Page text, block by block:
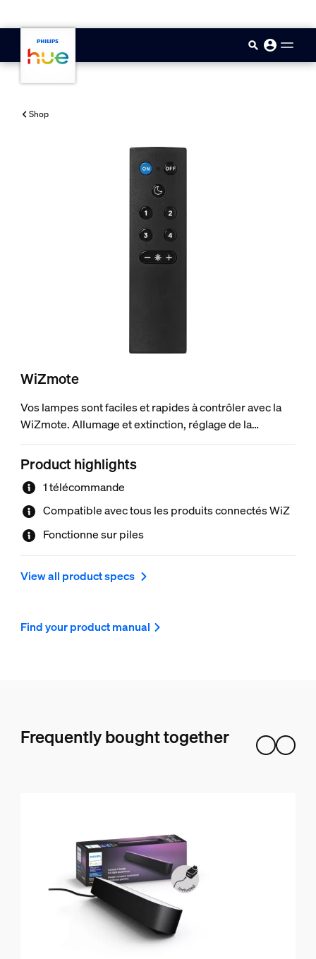
Shop
WiZmote
Vos lampes sont faciles et rapides à contrôler avec la
WiZmote. Allumage et extinction, réglage de la
luminosité, choix du mode veilleuse ou d'un de vos
4 scénarios d'éclairage préférés : il vous suffit
simplement d'appuyer sur un bouton. La WiZmote est
compatible avec tous les produits connectés WiZ, et
peut contrôler toutes les lampes d'une pièce. Sa portée
de 15 mètres est impressionnante et elle fonctionne
même sans Wi-Fi.
Product highlights
1 télécommande
Compatible avec tous les produits connectés WiZ
Fonctionne sur piles
View all product specs
Find your product manual
Frequently bought together